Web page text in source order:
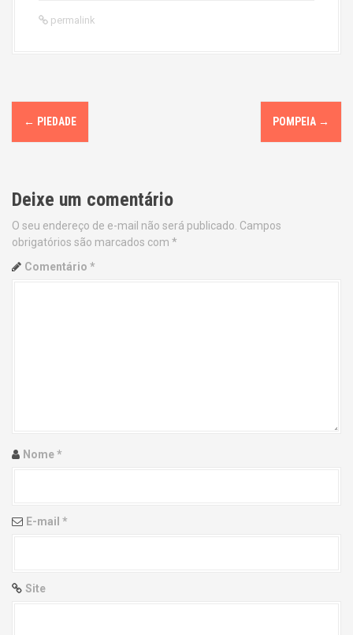
permalink
P
o
t
n
a
i
n
← PIEDADE POMPEIA →
Deixe um comentário
O seu endereço de e-mail não será publicado. Campos
obrigatórios são marcados com *
Comentário *
Nome*
E-mail *
Site